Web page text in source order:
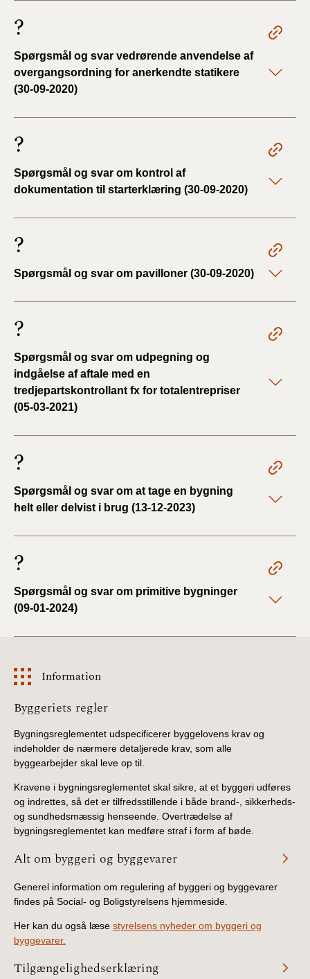
?
Spørgsmål og svar vedrørende anvendelse af
overgangsordning for anerkendte statikere
(30-09-2020)
?
Spørgsmål og svar om kontrol af
dokumentation til starterklæring (30-09-2020)
?
Spørgsmål og svar om pavilloner (30-09-2020)
?
Spørgsmål og svar om udpegning og
indgåelse af aftale med en
tredjepartskontrollant fx for totalentrepriser
(05-03-2021)
?
Spørgsmål og svar om at tage en bygning
helt eller delvist i brug (13-12-2023)
?
Spørgsmål og svar om primitive bygninger
(09-01-2024)
Information
Information
Byggeriets regler
Bygningsreglementet udspecificerer byggelovens krav og
indeholder de nærmere detaljerede krav, som alle
byggearbejder skal leve op til.
Kravene i bygningsreglementet skal sikre, at et byggeri udføres
og indrettes, så det er tilfredsstillende i både brand-, sikkerheds-
og sundhedsmæssig henseende. Overtrædelse af
bygningsreglementet kan medføre straf i form af bøde.
Alt om byggeri og byggevarer
Generel information om regulering af byggeri og byggevarer
findes på Social- og Boligstyrelsens hjemmeside.
Her kan du også læse styrelsens nyheder om byggeri og
byggevarer.
Tilgængelighedserklæring